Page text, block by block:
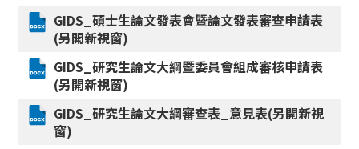
GIDS_碩士生論文發表會暨論文發表審查申請表
(另開新視窗)
GIDS_研究生論文大綱暨委員會組成審核申請表
(另開新視窗)
GIDS_研究生論文大綱審查表_意見表(另開新視
窗)